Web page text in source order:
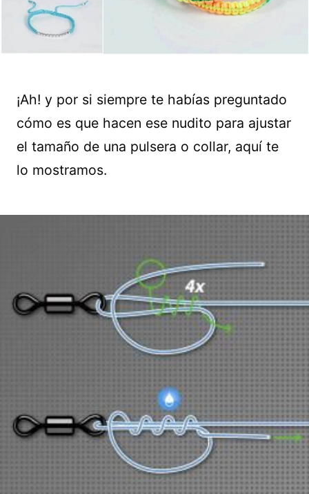
¡Ah! y por si siempre te habías preguntado
cómo es que hacen ese nudito para ajustar
el tamaño de una pulsera o collar, aquí te
lo mostramos.